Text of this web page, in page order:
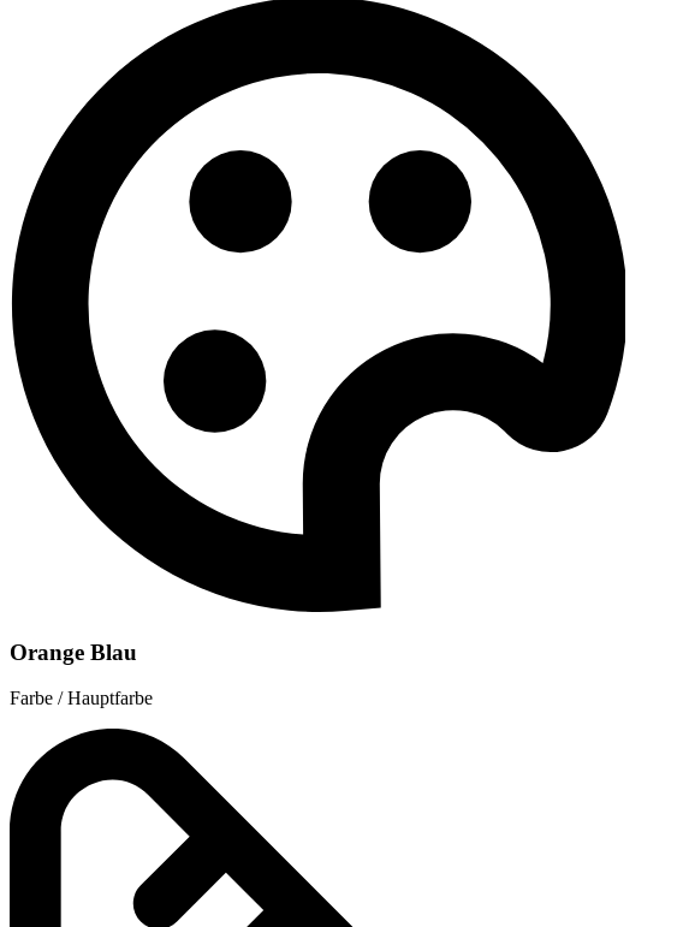
Orange Blau
Farbe / Hauptfarbe